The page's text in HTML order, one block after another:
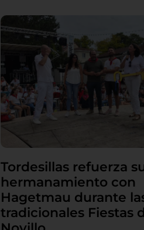
Tordesillas refuerza
hermanamiento con
Hagetmau durante
tradicionales Fiestas